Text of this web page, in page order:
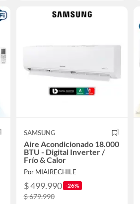
SAMSUNG
Aire Acondicionado 18.000
BTU - Digital Inverter /
Frío & Calor
Por MIAIRECHILE
$ 499.990 -26%
$ 679.990